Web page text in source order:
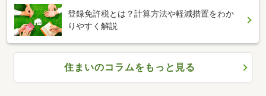
登録免許税とは？計算方法や軽減措置をわか
りやすく解説
住まいのコラムをもっと見る